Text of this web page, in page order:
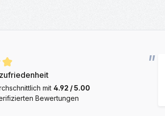
mit 4.92 / 5.00
Bewertungen